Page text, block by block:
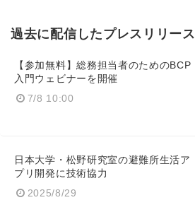
過去に配信したプレスリリース
【参加無料】総務担当者のためのBCP
入門ウェビナーを開催
7/8 10:00
日本大学・松野研究室の避難所生活ア
プリ開発に技術協力
2025/8/29